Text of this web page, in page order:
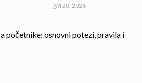
јул 20, 2026
početnike: osnovni potezi, pravila i